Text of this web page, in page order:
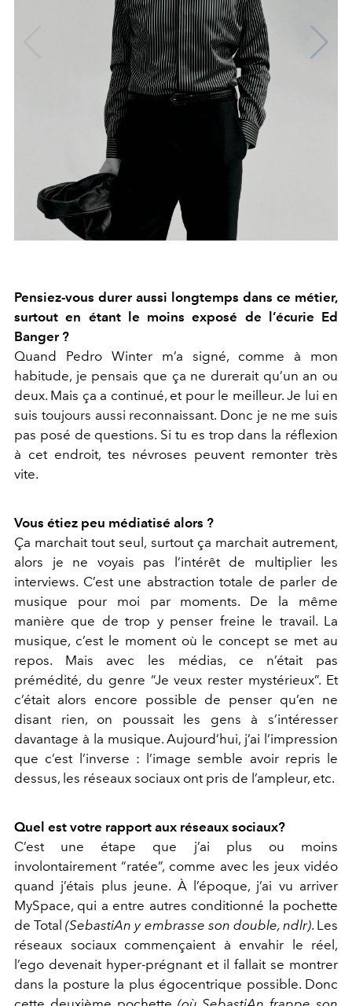
Pensiez-vous durer aussi longtemps dans ce métier,
surtout en étant le moins exposé de l’écurie Ed
Banger ?
Quand Pedro Winter m’a signé, comme à mon
habitude, je pensais que ça ne durerait qu’un an ou
deux. Mais ça a continué, et pour le meilleur. Je lui en
suis toujours aussi reconnaissant. Donc je ne me suis
pas posé de questions. Si tu es trop dans la réflexion
à cet endroit, tes névroses peuvent remonter très
vite.
Vous étiez peu médiatisé alors ?
Ça marchait tout seul, surtout ça marchait autrement,
alors je ne voyais pas l’intérêt de multiplier les
interviews. C’est une abstraction totale de parler de
musique pour moi par moments. De la même
manière que de trop y penser freine le travail. La
musique, c’est le moment où le concept se met au
repos. Mais avec les médias, ce n’était pas
prémédité, du genre “Je veux rester mystérieux”. Et
c’était alors encore possible de penser qu’en ne
disant rien, on poussait les gens à s’intéresser
davantage à la musique. Aujourd’hui, j’ai l’impression
que c’est l’inverse : l’image semble avoir repris le
dessus, les réseaux sociaux ont pris de l’ampleur, etc.
Quel est votre rapport aux réseaux sociaux?
C’est une étape que j’ai plus ou moins
involontairement “ratée”, comme avec les jeux vidéo
quand j’étais plus jeune. À l’époque, j’ai vu arriver
MySpace, qui a entre autres conditionné la pochette
de Total(SebastiAn y embrasse son double, ndlr). Les
réseaux sociaux commençaient à envahir le réel,
l’ego devenait hyper-prégnant et il fallait se montrer
dans la posture la plus égocentrique possible. Donc